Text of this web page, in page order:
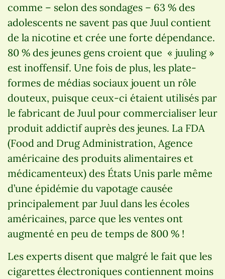
comme – selon des sondages – 63 % des
adolescents ne savent pas que Juul contient
de la nicotine et crée une forte dépendance.
80 % des jeunes gens croient que « juuling »
est inoffensif. Une fois de plus, les plate-
formes de médias sociaux jouent un rôle
douteux, puisque ceux-ci étaient utilisés par
le fabricant de Juul pour commercialiser leur
produit addictif auprès des jeunes. La FDA
(Food and Drug Administration, Agence
américaine des produits alimentaires et
médicamenteux) des États Unis parle même
d’une épidémie du vapotage causée
principalement par Juul dans les écoles
américaines, parce que les ventes ont
augmenté en peu de temps de 800 % !
Les experts disent que malgré le fait que les
cigarettes électroniques contiennent moins